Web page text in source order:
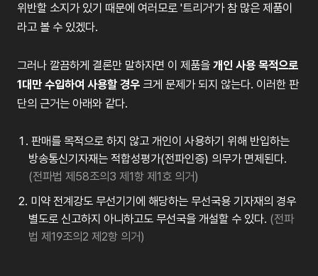
위반할 소지가 있기 때문에 여러모로 '트리거'가 참 많은 제품이
라고 볼 수 있겠다.
그러나 깔끔하게 결론만 말하자면 이 제품을 개인 사용 목적으로
1대만 수입하여 사용할 경우 크게 문제가 되지 않는다. 이러한 판
단의 근거는 아래와 같다.
판매를 목적으로 하지 않고 개인이 사용하기 위해 반입하는
방송통신기자재는 적합성평가(전파인증) 의무가 면제된다.
(전파법 제58조의3 제1항 제1호 의거)
미약 전계강도 무선기기에 해당하는 무선국용 기자재의 경우
별도로 신고하지 아니하고도 무선국을 개설할 수 있다. (전파
법 제19조의2 제2항 의거)